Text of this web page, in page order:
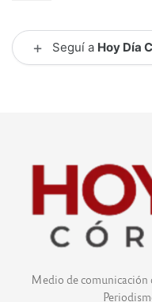
+ Seguí a Hoy Día
Medio de comunicación